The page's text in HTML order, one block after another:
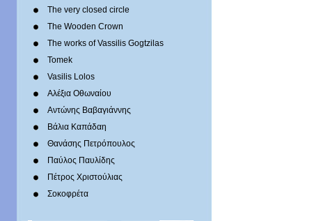
The very closed circle
The Wooden Crown
The works of Vassilis Gogtzilas
Tomek
Vasilis Lolos
Αλέξια Οθωναίου
Αντώνης Βαβαγιάννης
Βάλια Καπάδαη
Θανάσης Πετρόπουλος
Παύλος Παυλίδης
Πέτρος Χριστούλιας
Σοκοφρέτα